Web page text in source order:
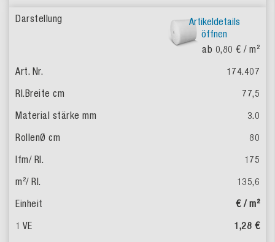
Artikeldetails
öffnen
ab 0,80 € / m²
174.407
77,5
3.0
80
175
135,6
€ / m²
1,28 €